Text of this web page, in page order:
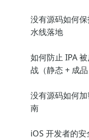
没有源码如何
水线落地
如何防止 IPA
战（静态 + 成品
没有源码如何
南
iOS 开发者的